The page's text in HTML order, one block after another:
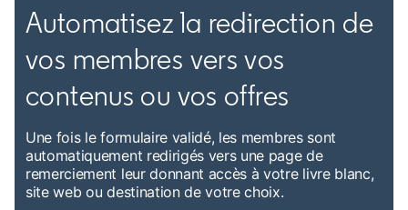
Automatisez la redirection de
vos membres vers vos
contenus ou vos offres
Une fois le formulaire validé, les membres sont
automatiquement redirigés vers une page de
remerciement leur donnant accès à votre livre blanc,
site web ou destination de votre choix.